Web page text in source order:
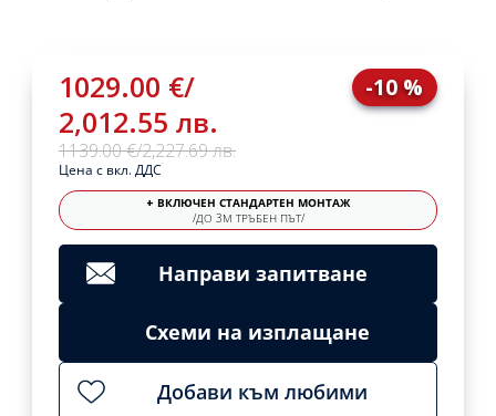
1029.00 €/
2,012.55 лв.
1139.00 €/2,227.69 лв.
-10 %
Цена с вкл. ДДС
+ ВКЛЮЧЕН СТАНДАРТЕН МОНТАЖ
/ДО 3М ТРЪБЕН ПЪТ/
Направи запитване
Схеми на изплащане
Добави към любими